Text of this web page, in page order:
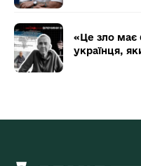
«Це зло має
українця,